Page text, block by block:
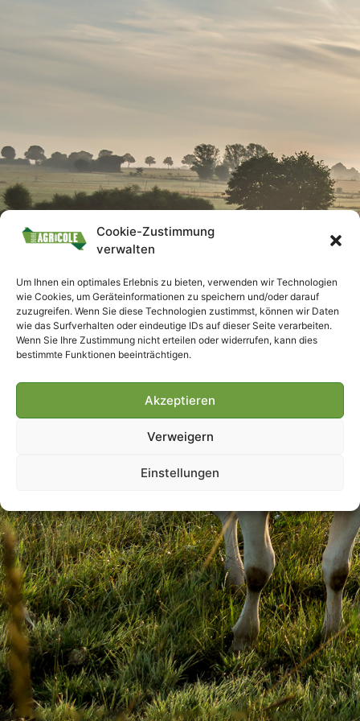
Cookie-Zustimmung
verwalten
Um Ihnen ein optimales Erlebnis zu bieten, verwenden wir Technologien
wie Cookies, um Geräteinformationen zu speichern und/oder darauf
zuzugreifen. Wenn Sie diese Technologien zustimmst, können wir Daten
wie das Surfverhalten oder eindeutige IDs auf dieser Seite verarbeiten.
Wenn Sie Ihre Zustimmung nicht erteilen oder widerrufen, kann dies
bestimmte Funktionen beeinträchtigen.
Akzeptieren
Verweigern
Einstellungen
Villmools Merci! Bis nächst
Joer!